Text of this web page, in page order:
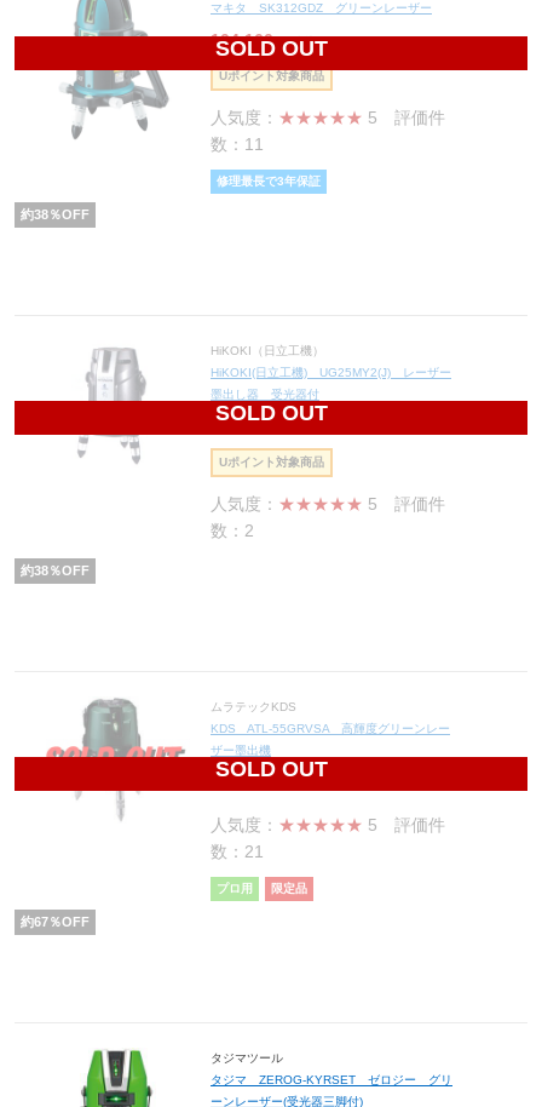
SOLD OUT
マキタ SK312GDZ グリーンレーザー
104,160円(税込114,576円)
Uポイント対象商品
人気度： ★★★★★ 5 評価件
数：11
修理最長で3年保証
約38％OFF
SOLD OUT
HiKOKI（日立工機）
HiKOKI(日立工機) UG25MY2(J) レーザー
墨出し器 受光器付
132,680
Uポイント対象商品
人気度： ★★★★★ 5 評価件
数：2
約38％OFF
SOLD OUT
ムラテックKDS
KDS ATL-55GRVSA 高輝度グリーンレー
ザー墨出機
61,380
人気度： ★★★★★ 5 評価件
数：21
プロ用 限定品
約67％OFF
タジマツール
タジマ ZEROG-KYRSET ゼロジー グリ
ーンレーザー(受光器三脚付)